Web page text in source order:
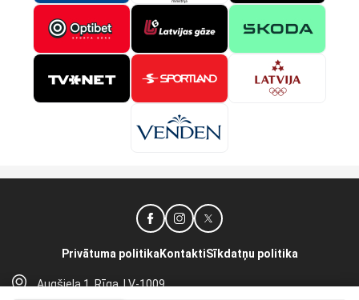
Augšiela 1, Rīga, LV-1009
Privātuma politika KontaktiSīkdatņu politika